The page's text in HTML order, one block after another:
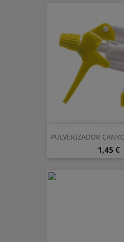
PULVERIZADOR
Precio
1,45 €